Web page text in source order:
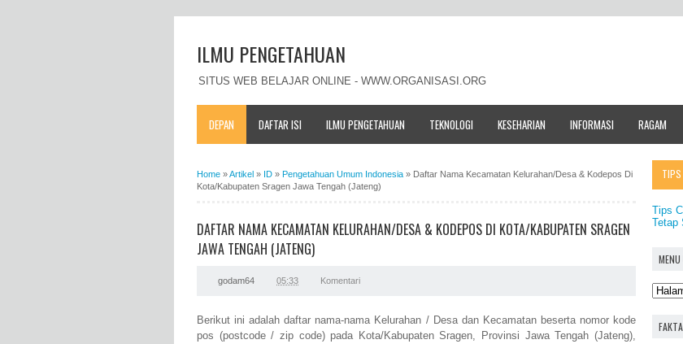
ILMU PENGETAHUAN
SITUS WEB BELAJAR ONLINE - WWW.ORGANISASI.ORG
DEPAN DAFTAR ISI ILMU PENGETAHUAN TEKNOLOGI KESEHARIAN INFORMASI RAGAM
Home »Artikel » ID » Pengetahuan Umum Indonesia » Daftar Nama Kecamatan Kelurahan/Desa & Kodepos Di
Kota/Kabupaten Sragen Jawa Tengah (Jateng)
DAFTAR NAMA KECAMATAN KELURAHAN/DESA & KODEPOS DI KOTA/KABUPATEN SRAGEN
JAWA TENGAH (JATENG)
godam64 05:33 Komentari
Berikut ini adalah daftar nama-nama Kelurahan / Desa dan Kecamatan beserta nomor kode
pos (postcode / zip code) pada Kota/Kabupaten Sragen, Provinsi Jawa Tengah (Jateng),
TIPS
Tips
Tetap